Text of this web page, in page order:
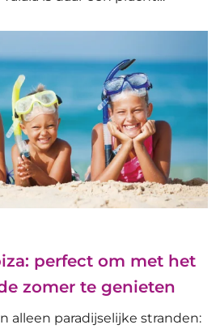
perfect om met het
zomer te genieten
alleen paradijselijke stranden: